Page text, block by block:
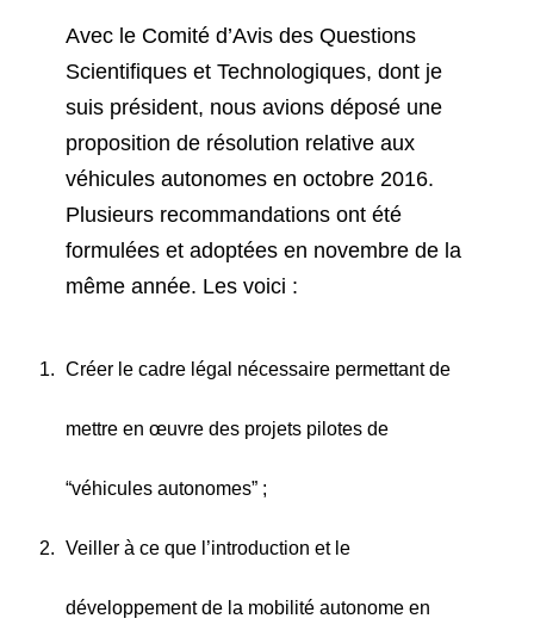
Avec le Comité d’Avis des Questions
Scientifiques et Technologiques, dont je
suis président, nous avions déposé une
proposition de résolution relative aux
véhicules autonomes en octobre 2016.
Plusieurs recommandations ont été
formulées et adoptées en novembre de la
même année. Les voici :
Créer le cadre légal nécessaire permettant de
mettre en œuvre des projets pilotes de
“véhicules autonomes” ;
Veiller à ce que l’introduction et le
développement de la mobilité autonome en